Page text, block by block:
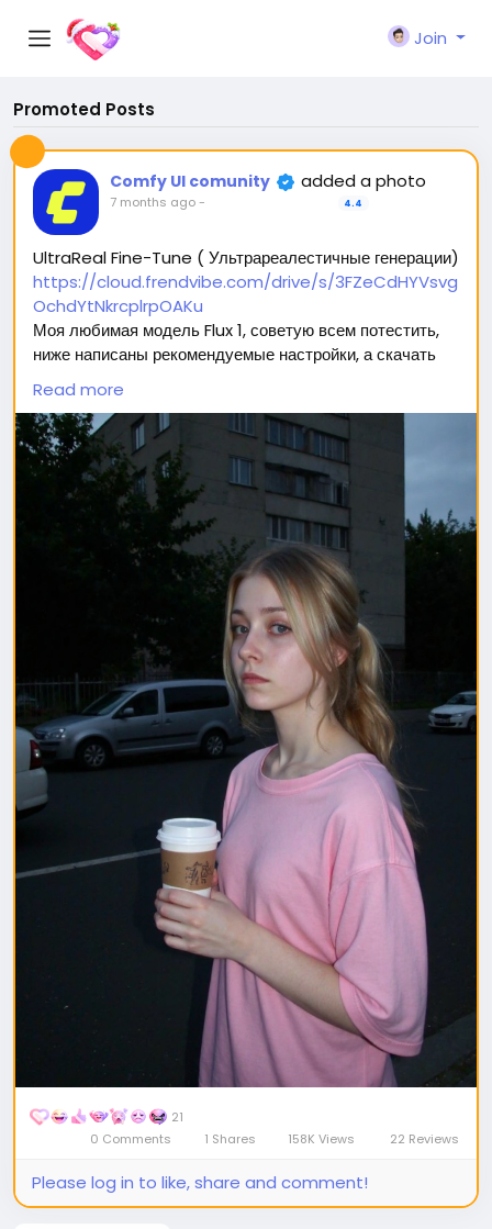
Join
Promoted Posts
Comfy UI comunity added a photo
7 months ago- 4.4
UltraReal Fine-Tune ( Ультрареалестичные генерации)
https://cloud.frendvibe.com/drive/s/3FZeCdHYVsvg
OchdYtNkrcplrpOAKu
Моя любимая модель Flux 1, советую всем потестить,
ниже написаны рекомендуемые настройки, а скачать
можно перейдя по ссылке (сайт безопасен, это наше
облако. Модели будут обновляться, но ссылка
останется прежней) 🥰
Вас ждет 2 типа модели:
1. Полная модель SafeTensor (самая лучшая)
(данный файл нужно поместить в папку "diffusion
2. GGUF модель (подходит для видеокарт с
небольшим обьемом видеопамяти) (данный файл
нужно поместить в папку "unet")
(Рекомендуемые настройки для генерации)
Sampler: Use DPM++ 2M samplers for smooth and
consistent outputs.
Steps: Aim for 30–50 steps to capture finer details
without over-processing.
Scheduler: Beta Scheduler remains the best choice
for this checkpoint.
#flux1#Checkpoint#ultrareal
#imagegenerate
#gguf
Read more
21
0 Comments
1 Shares 158K Views 22 Reviews
Please log in to like, share and comment!